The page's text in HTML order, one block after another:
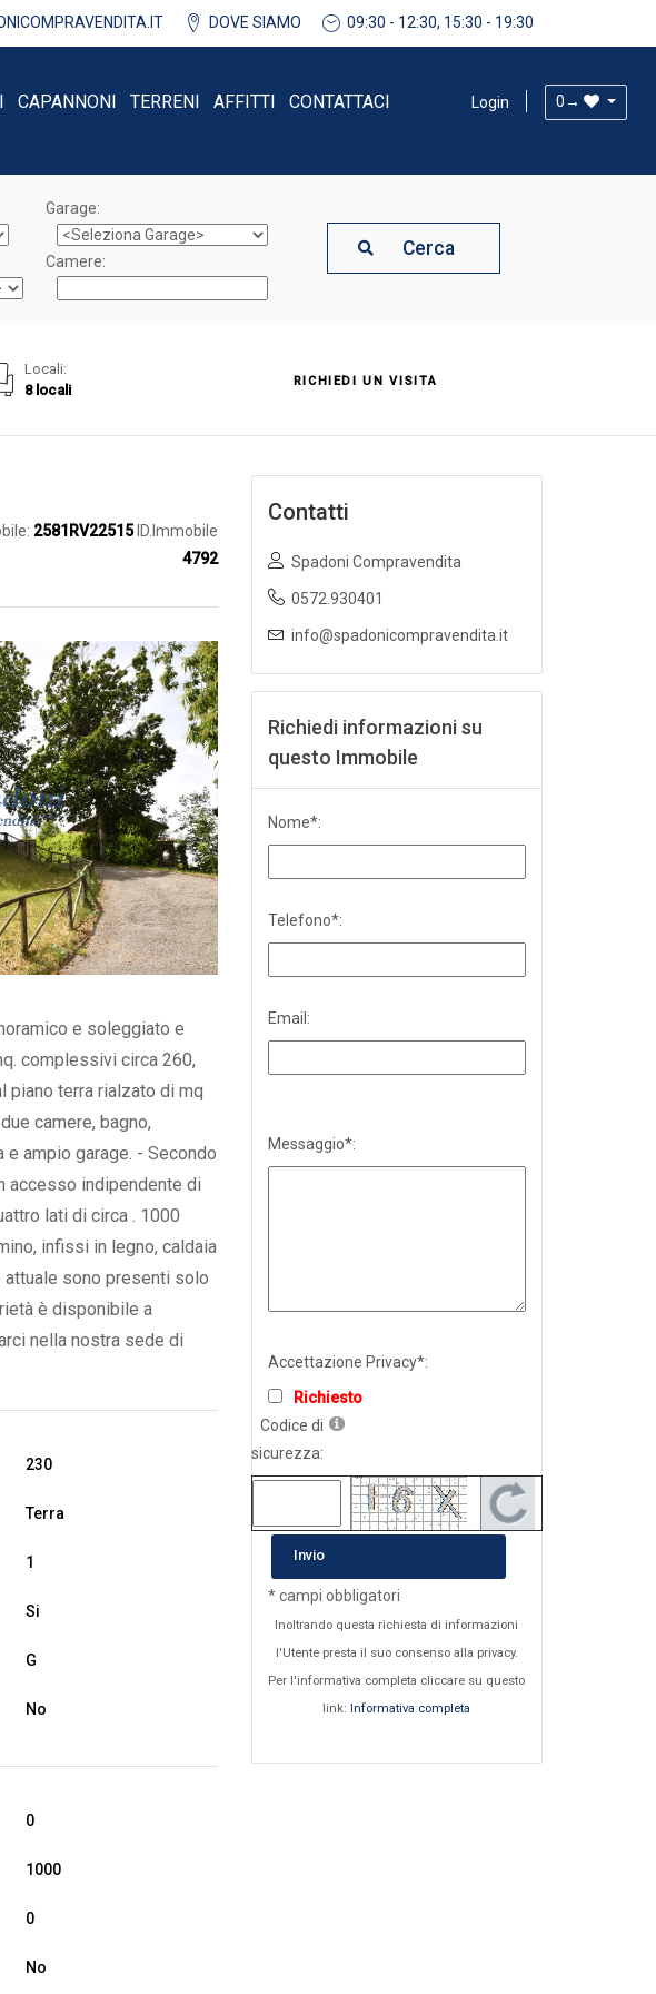
DOVE SIAMO 09:30 - 12:30, 15:30 - 19:30
CAPANNONI TERRENI AFFITTI CONTATTACI Login 0→
Garage:
Camere:
Cerca
Locali:
8 locali
RICHIEDI UN VISITA
2581RV22515 ID.Immobile
4792
e soleggiato e
complessivi circa 260,
piano terra rialzato di mq
camere, bagno,
ampio garage. - Secondo
accesso indipendente di
lati di circa . 1000
infissi in legno, caldaia
sono presenti solo
è disponibile a
nella nostra sede di
230
Terra
1
Si
G
No
0
1000
0
No
Contatti
Spadoni Compravendita
0572.930401
info@spadonicompravendita.it
Richiedi informazioni su
questo Immobile
Nome*:
Telefono*:
Email:
Messaggio*:
Accettazione Privacy*:
Richiesto
Codice di
sicurezza:
Invio
* campi obbligatori
Inoltrando questa richiesta di informazioni
l'Utente presta il suo consenso alla privacy.
Per l'informativa completa cliccare su questo
link: Informativa completa